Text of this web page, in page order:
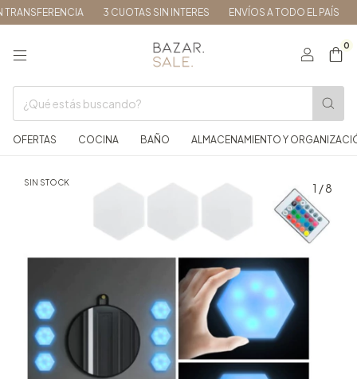
3 CUOTAS SIN INTERES ENVÍOS A TODO EL PAÍS
0
OFERTAS COCINA BAÑO ALMACENAMIENTO Y
SIN STOCK 1 /8